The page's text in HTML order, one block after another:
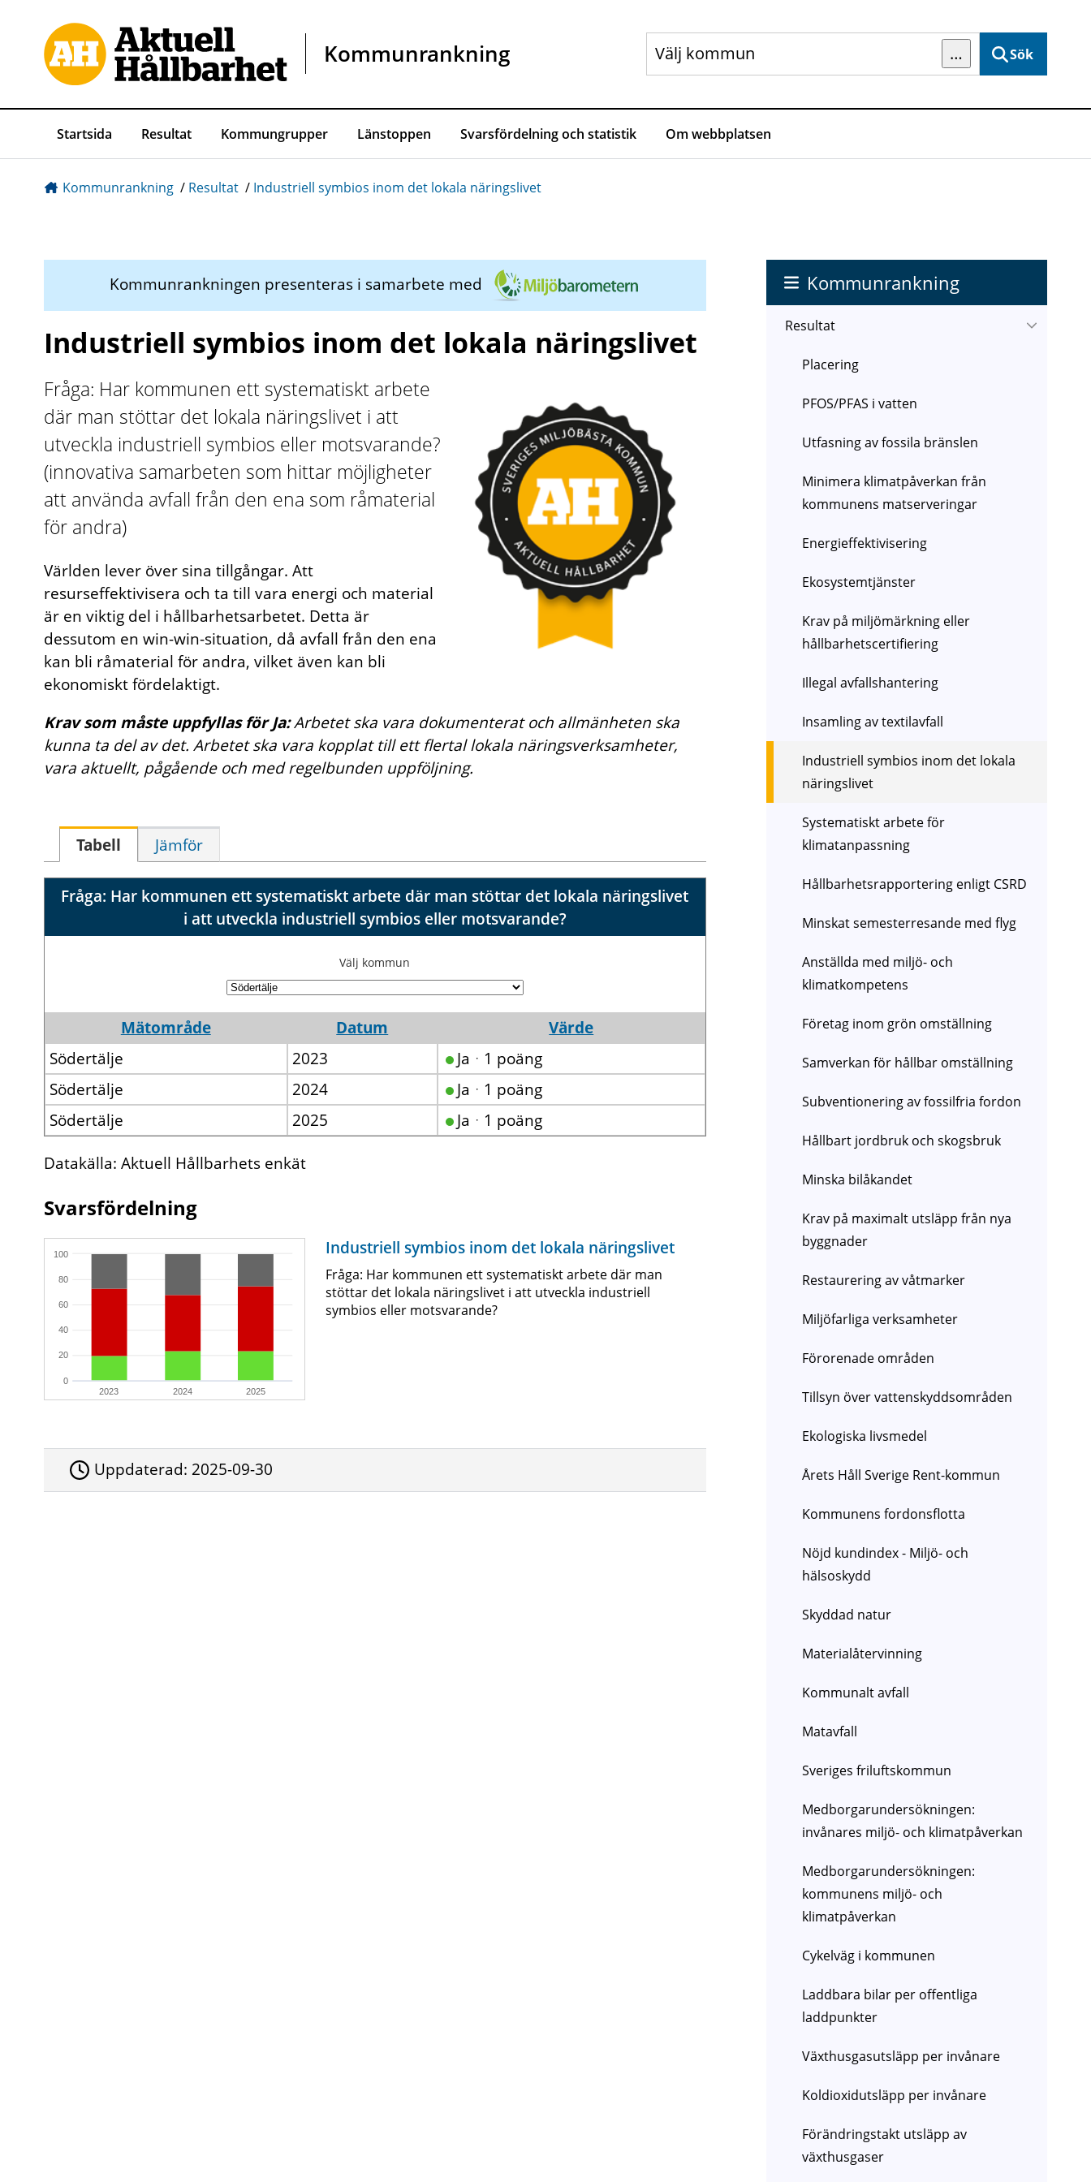
Kommunrankning … Sök
Startsida Resultat Kommungrupper Länstoppen Svarsfördelning och statistik Om webbplatsen
Kommunrankning / Resultat / Industriell symbios inom det lokala näringslivet
Kommunrankningen presenteras i samarbete med
Industriell symbios inom det lokala näringslivet
Fråga: Har kommunen ett systematiskt arbete
där man stöttar det lokala näringslivet i att
utveckla industriell symbios eller motsvarande?
(innovativa samarbeten som hittar möjligheter
att använda avfall från den ena som råmaterial
för andra)
Världen lever över sina tillgångar. Att
resurseffektivisera och ta till vara energi och material
är en viktig del i hållbarhetsarbetet. Detta är
dessutom en win-win-situation, då avfall från den ena
kan bli råmaterial för andra, vilket även kan bli
ekonomiskt fördelaktigt.
Krav som måste uppfyllas för Ja: Arbetet ska vara dokumenterat och allmänheten ska
kunna ta del av det. Arbetet ska vara kopplat till ett flertal lokala näringsverksamheter,
vara aktuellt, pågående och med regelbunden uppföljning.
Tabell Jämför
Fråga: Har kommunen ett systematiskt arbete där man stöttar det lokala näringslivet
i att utveckla industriell symbios eller motsvarande?
Välj kommun
Mätområde Datum
Värde
Södertälje
2023
Jaᆞ1 poäng
Södertälje
2024
Jaᆞ1 poäng
Södertälje
2025 Jaᆞ1 poäng
Datakälla: Aktuell Hållbarhets enkät
Svarsfördelning
2023 2024 2025
0
20
40
60
80
100 Industriell symbios inom det lokala näringslivet
Fråga: Har kommunen ett systematiskt arbete där man
stöttar det lokala näringslivet i att utveckla industriell
symbios eller motsvarande?
Uppdaterad: 2025-09-30
Kommunrankning
Resultat
Placering
PFOS/PFAS i vatten
Utfasning av fossila bränslen
Minimera klimatpåverkan från
kommunens matserveringar
Energieffektivisering
Ekosystemtjänster
Krav på miljömärkning eller
hållbarhetscertifiering
Illegal avfallshantering
Insamling av textilavfall
Industriell symbios inom det lokala
näringslivet
Systematiskt arbete för
klimatanpassning
Hållbarhetsrapportering enligt CSRD
Minskat semesterresande med flyg
Anställda med miljö- och
klimatkompetens
Företag inom grön omställning
Samverkan för hållbar omställning
Subventionering av fossilfria fordon
Hållbart jordbruk och skogsbruk
Minska bilåkandet
Krav på maximalt utsläpp från nya
byggnader
Restaurering av våtmarker
Miljöfarliga verksamheter
Förorenade områden
Tillsyn över vattenskyddsområden
Ekologiska livsmedel
Årets Håll Sverige Rent-kommun
Kommunens fordonsflotta
Nöjd kundindex - Miljö- och
hälsoskydd
Skyddad natur
Materialåtervinning
Kommunalt avfall
Matavfall
Sveriges friluftskommun
Medborgarundersökningen:
invånares miljö- och klimatpåverkan
Medborgarundersökningen:
kommunens miljö- och
klimatpåverkan
Cykelväg i kommunen
Laddbara bilar per offentliga
laddpunkter
Växthusgasutsläpp per invånare
Koldioxidutsläpp per invånare
Förändringstakt utsläpp av
växthusgaser